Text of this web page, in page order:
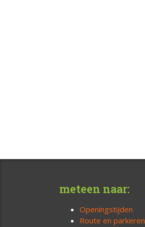
meteen naar:
Openingstijden
Route en parkeren